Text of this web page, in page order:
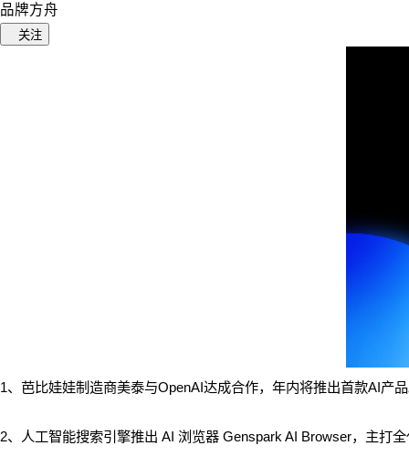
品牌方舟
关注
1、芭比娃娃制造商美泰与OpenAI达成合作，年内将推出首款AI产
2、人工智能搜索引擎推出 AI 浏览器 Genspark AI Browser，主打